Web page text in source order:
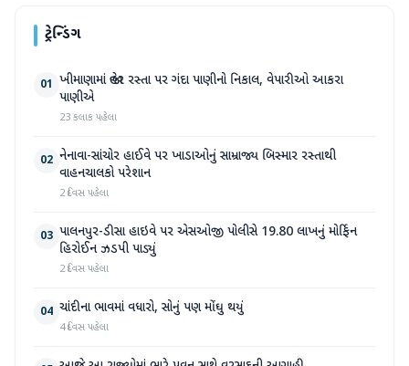
ટ્રેન્ડિંગ
01 ખીમાણામાં જાહેર રસ્તા પર ગંદા પાણીનો નિકાલ, વેપારીઓ આકરા
પાણીએ
23 કલાક પહેલા
02 નેનાવા-સાંચોર હાઈવે પર ખાડાઓનું સામ્રાજ્ય બિસ્માર રસ્તાથી
વાહનચાલકો પરેશાન
2 દિવસ પહેલા
03 પાલનપુર-ડીસા હાઇવે પર એસઓજી પોલીસે 19.80 લાખનું મોર્ફિન
હિરોઈન ઝડપી પાડ્યું
2 દિવસ પહેલા
04 ચાંદીના ભાવમાં વધારો, સોનું પણ મોંઘુ થયું
4 દિવસ પહેલા